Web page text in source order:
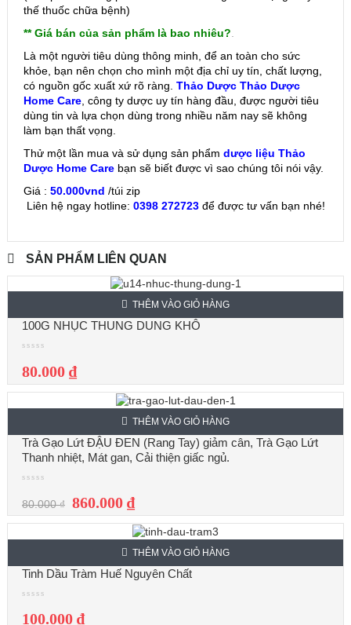
thế thuốc chữa bệnh)
** Giá bán của sản phẩm là bao nhiêu?
Là một người tiêu dùng thông minh, để an toàn cho sức
khỏe, bạn nên chọn cho mình một địa chỉ uy tín, chất lượng,
có nguồn gốc xuất xứ rõ ràng. Thảo Dược Thảo Dược
Home Care , công ty dược uy tín hàng đầu, được người tiêu
dùng tin và lựa chọn dùng trong nhiều năm nay sẽ không
làm bạn thất vọng.
Thử một lần mua và sử dụng sản phẩm dược liệu Thảo
Dược Home Care bạn sẽ biết được vì sao chúng tôi nói vậy.
Giá : 50.000vnd /túi zip
Liên hệ ngay hotline: 0398 272723 để được tư vấn bạn nhé!
SẢN PHẨM LIÊN QUAN
THÊM VÀO GIỎ HÀNG
100G NHỤC THUNG DUNG KHÔ
80.000 ₫
THÊM VÀO GIỎ HÀNG
Trà Gạo Lứt ĐẬU ĐEN (Rang Tay) giảm cân, Trà Gạo Lứt
Thanh nhiệt, Mát gan, Cải thiện giấc ngủ.
80.000 ₫ 860.000 ₫
THÊM VÀO GIỎ HÀNG
Tinh Dầu Tràm Huế Nguyên Chất
100.000 ₫